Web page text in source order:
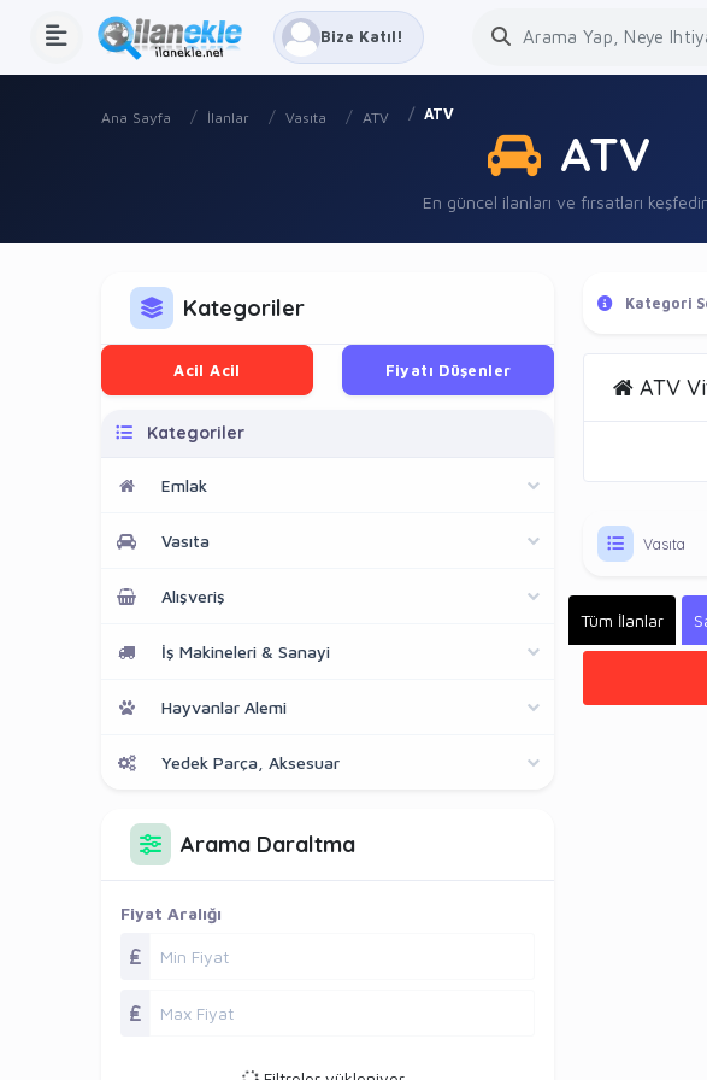
Bize Katıl!
Ana Sayfa İlanlar Vasıta ATV ATV
ATV
En güncel ilanları ve fırsatları
Kategoriler
Acil Acil Fiyatı Düşenler
Kategoriler
Emlak
Vasıta
Alışveriş
İş Makineleri & Sanayi
Hayvanlar Alemi
Yedek Parça, Aksesuar
Arama Daraltma
Fiyat Aralığı
Kategori
ATV
Vasıta
Tüm İlanlar